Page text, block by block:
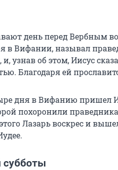
день перед Вербным
в Вифании, называл
узнав об этом, Иисус
Благодаря ей
дня в Вифанию пришел
похоронили
Лазарь воскрес и
субботы